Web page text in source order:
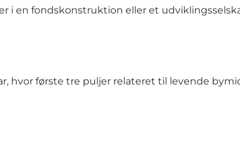
i en fondskonstruktion eller et
hvor første tre puljer relateret til levende